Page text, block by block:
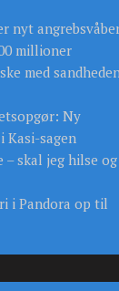
nyt
millioner
med
Ny
Kasi-sagen
– skal jeg hilse og
i Pandora op til